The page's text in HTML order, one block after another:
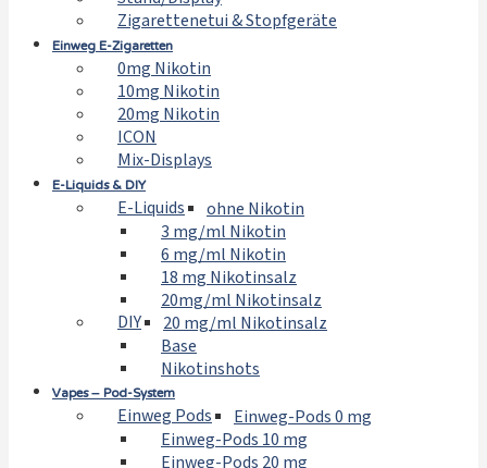
Zigarettenetui & Stopfgeräte
Einweg E-Zigaretten
0mg Nikotin
10mg Nikotin
20mg Nikotin
ICON
Mix-Displays
E-Liquids & DIY
E-Liquids
ohne Nikotin
3 mg/ml Nikotin
6 mg/ml Nikotin
18 mg Nikotinsalz
20mg/ml Nikotinsalz
DIY
20 mg/ml Nikotinsalz
Base
Nikotinshots
Vapes – Pod-System
Einweg Pods
Einweg-Pods 0 mg
Einweg-Pods 10 mg
Einweg-Pods 20 mg